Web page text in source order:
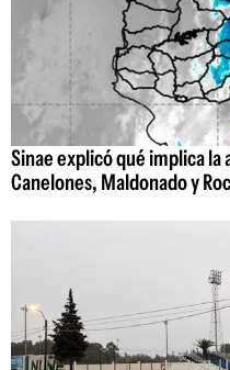
Sinae explicó qué implica la
Canelones, Maldonado y